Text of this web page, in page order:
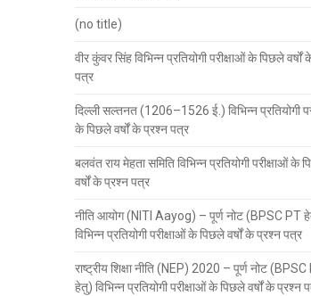
(no title)
वीर कुंवर सिंह विभिन्न प्रतियोगी परीक्षाओं के पिछले वर्षों
पत्र
दिल्ली सल्तनत (1206–1526 ई.) विभिन्न प्रतियोगी
के पिछले वर्षों के प्रश्न पत्र
बलवंत राय मेहता समिति विभिन्न प्रतियोगी परीक्षाओं के
वर्षों के प्रश्न पत्र
नीति आयोग (NITI Aayog) – पूर्ण नोट (BPSC PT
विभिन्न प्रतियोगी परीक्षाओं के पिछले वर्षों के प्रश्न पत्र
राष्ट्रीय शिक्षा नीति (NEP) 2020 – पूर्ण नोट
हेतु) विभिन्न प्रतियोगी परीक्षाओं के पिछले वर्षों के प्रश्न